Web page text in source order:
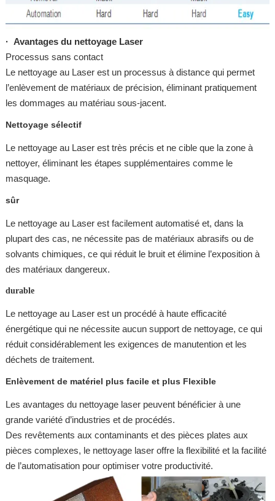
· Avantages du nettoyage Laser
Processus sans contact
Le nettoyage au Laser est un processus à distance qui permet
l’enlèvement de matériaux de précision, éliminant pratiquement
les dommages au matériau sous-jacent.
Nettoyage sélectif
Le nettoyage au Laser est très précis et ne cible que la zone à
nettoyer, éliminant les étapes supplémentaires comme le
masquage.
sûr
Le nettoyage au Laser est facilement automatisé et, dans la
plupart des cas, ne nécessite pas de matériaux abrasifs ou de
solvants chimiques, ce qui réduit le bruit et élimine l’exposition à
des matériaux dangereux.
durable
Le nettoyage au Laser est un procédé à haute efficacité
énergétique qui ne nécessite aucun support de nettoyage, ce qui
réduit considérablement les exigences de manutention et les
déchets de traitement.
Enlèvement de matériel plus facile et plus Flexible
Les avantages du nettoyage laser peuvent bénéficier à une
grande variété d’industries et de procédés.
Des revêtements aux contaminants et des pièces plates aux
pièces complexes, le nettoyage laser offre la flexibilité et la facilité
de l’automatisation pour optimiser votre productivité.